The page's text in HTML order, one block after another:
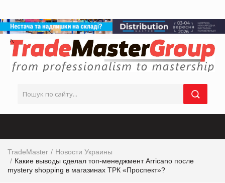
TradeMaster
Новости Украины
Какие выводы сделал топ-менеджмент Arricano после
mystery shopping в магазинах ТРК «Проспект»?